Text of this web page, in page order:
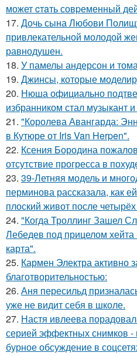
может cтaть совpеменный
17. Дочь сына Любови
привлекательной молодой
равнодушен.
18. У памелы андерсон и
19. Джинсы, которые
20. Нюша официально
избранником стал музыкант
21. "Королева Авангарда:
в Кутюре от Iris Van Herpen".
22. Ксения Бородина
отсутствие прогресса в
23. 39-Летняя модель и
перминова рассказала, как
плоский живот после
24. "Когда Троллинг Зашел
Лебедев под прицелом
карта".
25. Кармен Электра активно
благотворительностью:
26. Аня пересильд
уже не видит себя в школе.
27. Настя ивлеева
серией эффектных снимков -
бурное обсуждение в